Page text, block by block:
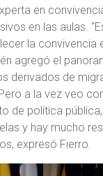
en
en las aulas.
la convivencia
agregó el
derivados de
a la vez veo
de política
y hay mucho
expresó Fierro.